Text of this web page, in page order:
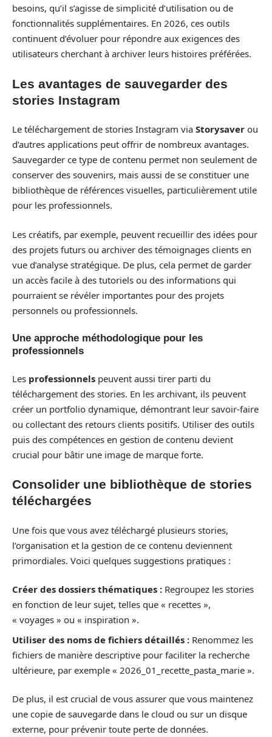
besoins, qu’il s’agisse de simplicité d’utilisation ou de
fonctionnalités supplémentaires. En 2026, ces outils
continuent d’évoluer pour répondre aux exigences des
utilisateurs cherchant à archiver leurs histoires préférées.
Les avantages de sauvegarder des
stories Instagram
Le téléchargement de stories Instagram via Storysaver ou
d’autres applications peut offrir de nombreux avantages.
Sauvegarder ce type de contenu permet non seulement de
conserver des souvenirs, mais aussi de se constituer une
bibliothèque de références visuelles, particulièrement utile
pour les professionnels.
Les créatifs, par exemple, peuvent recueillir des idées pour
des projets futurs ou archiver des témoignages clients en
vue d’analyse stratégique. De plus, cela permet de garder
un accès facile à des tutoriels ou des informations qui
pourraient se révéler importantes pour des projets
personnels ou professionnels.
Une approche méthodologique pour les
professionnels
Les professionnels peuvent aussi tirer parti du
téléchargement des stories. En les archivant, ils peuvent
créer un portfolio dynamique, démontrant leur savoir-faire
ou collectant des retours clients positifs. Utiliser des outils
puis des compétences en gestion de contenu devient
crucial pour bâtir une image de marque forte.
Consolider une bibliothèque de stories
téléchargées
Une fois que vous avez téléchargé plusieurs stories,
l’organisation et la gestion de ce contenu deviennent
primordiales. Voici quelques suggestions pratiques :
Créer des dossiers thématiques : Regroupez les stories
en fonction de leur sujet, telles que « recettes »,
« voyages » ou « inspiration ».
Utiliser des noms de fichiers détaillés : Renommez les
fichiers de manière descriptive pour faciliter la recherche
ultérieure, par exemple « 2026_01_recette_pasta_marie ».
De plus, il est crucial de vous assurer que vous maintenez
une copie de sauvegarde dans le cloud ou sur un disque
externe, pour prévenir toute perte de données.